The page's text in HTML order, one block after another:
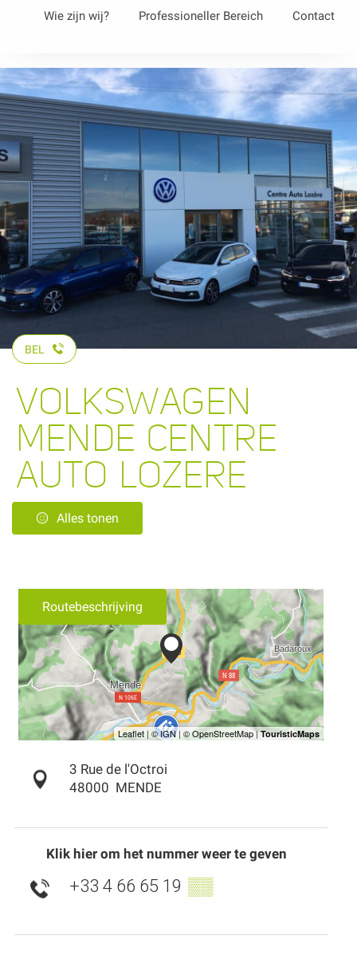
principal
Wie zijn wij? Professioneller Bereich Contact
BEL
VOLKSWAGEN
MENDE CENTRE
AUTO LOZERE
Alles tonen
Routebeschrijving
3 Rue de l'Octroi
48000 MENDE
Klik hier om het nummer weer te geven
+33 4 66 65 19 ▒▒